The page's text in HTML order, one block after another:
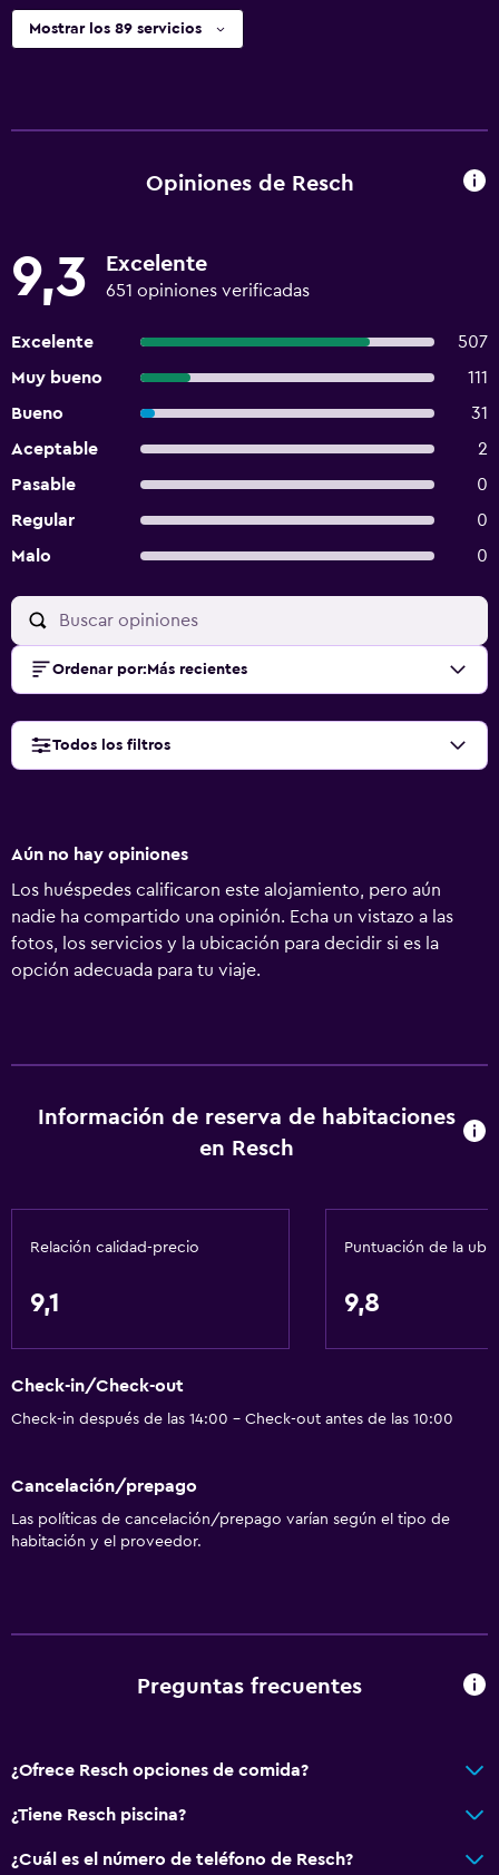
Mostrar los 89 servicios
Opiniones de Resch
9,3 Excelente
651 opiniones verificadas
Excelente
507
Muy bueno
111
Bueno
31
Aceptable
2
Pasable
0
Regular
0
Malo
0
Ordenar por: Más recientes
Todos los filtros
Aún no hay opiniones
Los huéspedes calificaron este alojamiento, pero aún
nadie ha compartido una opinión. Echa un vistazo a las
fotos, los servicios y la ubicación para decidir si es la
opción adecuada para tu viaje.
Información de reserva de habitaciones
en Resch
Relación calidad-precio
9,1
Puntuación de la
9,8
Check-in/Check-out
Check-in después de las 14:00 - Check-out antes de las 10:00
Cancelación/prepago
Las políticas de cancelación/prepago varían según el tipo de
habitación y el proveedor.
Preguntas frecuentes
¿Ofrece Resch opciones de comida?
¿Tiene Resch piscina?
¿Cuál es el número de teléfono de Resch?